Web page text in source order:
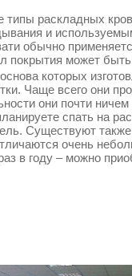
типы раскладных
и
обычно
покрытия может
которых
Чаще всего они
они почти ничем
спать на
Существуют
очень
в году – можно